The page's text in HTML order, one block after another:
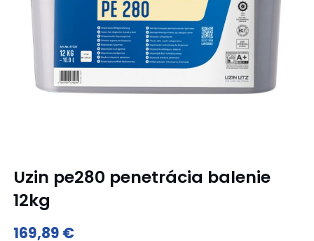
Uzin pe280 penetrácia balenie
12kg
169,89 €